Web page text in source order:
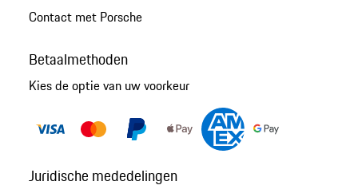
Contact met Porsche
Betaalmethoden
Kies de optie van uw voorkeur
Juridische mededelingen